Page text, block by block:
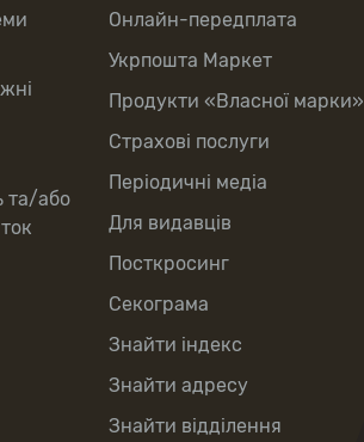
та/або
Онлайн-передплата
Укрпошта Маркет
Продукти «Власної марки»
Страхові послуги
Періодичні медіа
Для видавців
Посткросинг
Секограма
Знайти індекс
Знайти адресу
Знайти відділення